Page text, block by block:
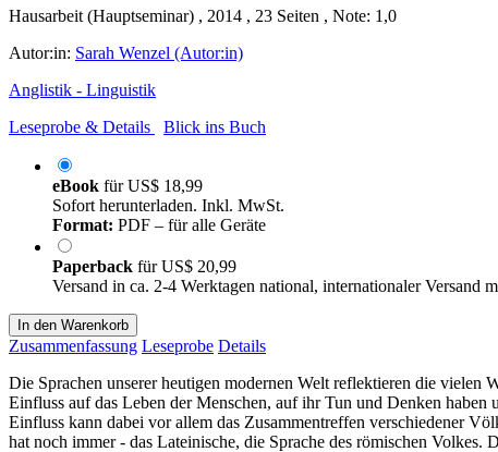
Hausarbeit (Hauptseminar) , 2014 , 23 Seiten , Note: 1,0
Autor:in: Sarah Wenzel (Autor:in)
Anglistik - Linguistik
Leseprobe & Details
Blick ins Buch
eBook fürUS$ 18,99
Sofort herunterladen. Inkl. MwSt.
Format: PDF – für alle Geräte
Paperback fürUS$ 20,99
Versand in ca. 2-4 Werktagen national, internationaler Versand
In den Warenkorb
Zusammenfassung Leseprobe Details
Die Sprachen unserer heutigen modernen Welt reflektieren die vielen
Einfluss auf das Leben der Menschen, auf ihr Tun und Denken
Einfluss kann dabei vor allem das Zusammentreffen verschiedener
hat noch immer - das Lateinische, die Sprache des römischen